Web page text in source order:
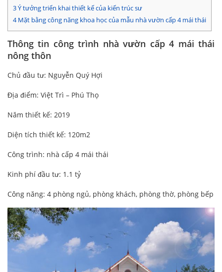
3Ý tưởng triển khai thiết kế của kiến trúc sư
4Mặt bằng công năng khoa học của mẫu nhà vườn cấp 4 mái thái
Thông tin công trình nhà vườn cấp 4 mái thái
nông thôn
Chủ đầu tư: Nguyễn Quý Hợi
Địa điểm: Việt Trì – Phú Thọ
Năm thiết kế: 2019
Diện tích thiết kế: 120m2
Công trình: nhà cấp 4 mái thái
Kinh phí đầu tư: 1.1 tỷ
Công năng: 4 phòng ngủ, phòng khách, phòng thờ, phòng bếp